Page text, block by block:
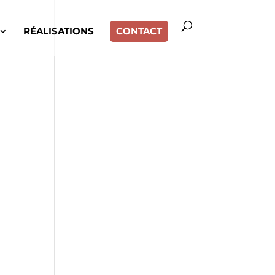
RÉALISATIONS CONTACT